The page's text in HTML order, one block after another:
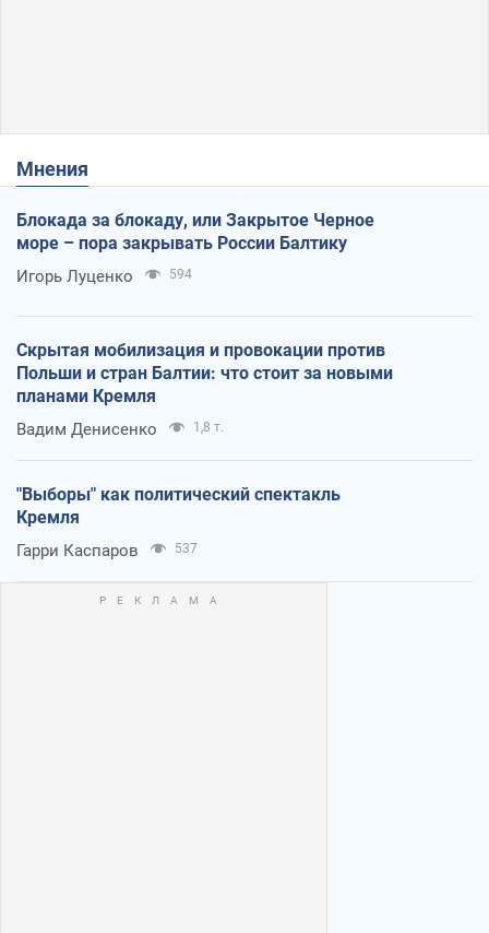
Мнения
Блокада за блокаду, или Закрытое Черное
море – пора закрывать России Балтику
Игорь Луценко 594
Скрытая мобилизация и провокации против
Польши и стран Балтии: что стоит за новыми
планами Кремля
Вадим Денисенко 1,8 т.
"Выборы" как политический спектакль
Кремля
Гарри Каспаров 537